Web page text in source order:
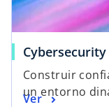
Construir
un entorno
Ver